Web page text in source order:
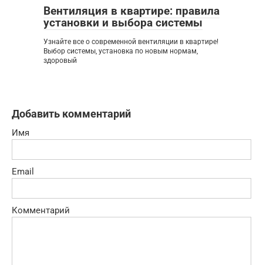
Вентиляция в квартире: правила
установки и выбора системы
Узнайте все о современной вентиляции в квартире!
Выбор системы, установка по новым нормам,
здоровый
Добавить комментарий
Имя
Email
Комментарий